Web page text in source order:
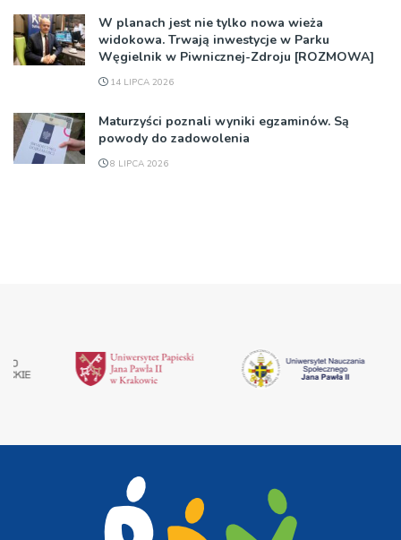
W planach jest nie tylko nowa wieża
widokowa. Trwają inwestycje w Parku
Węgielnik w Piwnicznej-Zdroju [ROZMOWA]
14 LIPCA 2026
Maturzyści poznali wyniki egzaminów. Są
powody do zadowolenia
8 LIPCA 2026